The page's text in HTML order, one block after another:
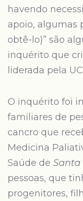
havendo
apoio, algumas
obtê-lo)” são
inquérito que
liderada pela
O inquérito foi
familiares de
cancro que
Medicina
Saúde de Santa
pessoas, que
progenitores,